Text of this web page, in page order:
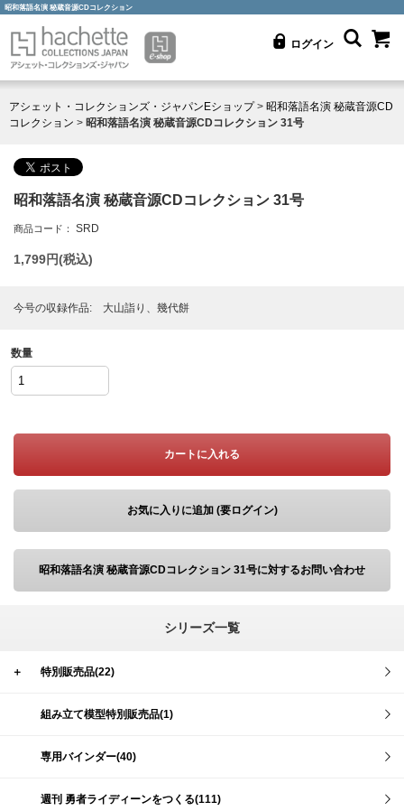
昭和落語名演 秘蔵音源CDコレクション
ログイン
アシェット・コレクションズ・ジャパンEショップ> 昭和落語名演 秘蔵音源CD
コレクション > 昭和落語名演 秘蔵音源CDコレクション 31号
昭和落語名演 秘蔵音源CDコレクション 31号
商品コード： SRD
1,799円(税込)
今号の収録作品: 大山詣り、幾代餅
数量
カートに入れる
お気に入りに追加 (要ログイン)
昭和落語名演 秘蔵音源CDコレクション 31号に対するお問い合わせ
シリーズ一覧
＋ 特別販売品(22)
組み立て模型特別販売品(1)
専用バインダー(40)
週刊 勇者ライディーンをつくる(111)